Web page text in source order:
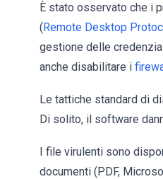
È stato osservato che i
(Remote Desktop
gestione delle
anche disabilitare i
Le tattiche standard di
Di solito, il software
I file virulenti sono
documenti (PDF,